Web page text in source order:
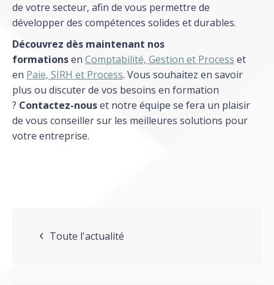
de votre secteur, afin de vous permettre de
développer des compétences solides et durables.
Découvrez dès maintenant nos
formationsen Comptabilité, Gestion et Process et
en Paie, SIRH et Process. Vous souhaitez en savoir
plus ou discuter de vos besoins en formation
? Contactez-nouset notre équipe se fera un plaisir
de vous conseiller sur les meilleures solutions pour
votre entreprise.
Toute l'actualité